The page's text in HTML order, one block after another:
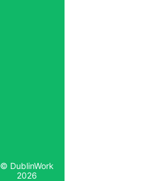
© DublinWork
2026